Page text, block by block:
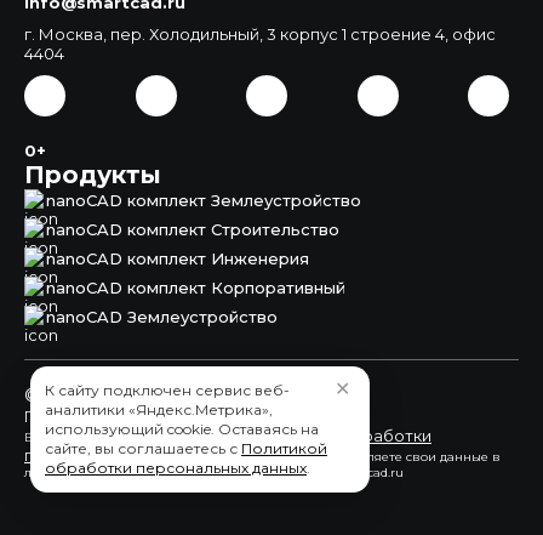
Продукты
nanoCAD комплект Землеустройство
nanoCAD комплект Строительство
nanoCAD комплект Инженерия
nanoCAD комплект Корпоративный
nanoCAD Землеустройство
г. Москва, пер. Холодильный, 3 корпус 1 строение 4, офис
4404
0+
© 2015 - 2026 ООО "СмартКАД"
Пользовательское соглашение
Вы принимаете условия политики в отношении
обработки
персональных данныхкаждый раз, когда оставляете свои данные в
любой форме обратной связи на сайте nanocad.smartcad.ru
К сайту подключен сервис веб-
аналитики «Яндекс.Метрика»,
использующий cookie. Оставаясь на
сайте, вы соглашаетесь с Политикой
обработки персональных данных.
✕